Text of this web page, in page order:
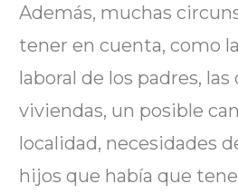
Además, muchas
tener en cuenta, como
laboral de los padres,
viviendas, un posible
localidad, necesidades
hijos que había que